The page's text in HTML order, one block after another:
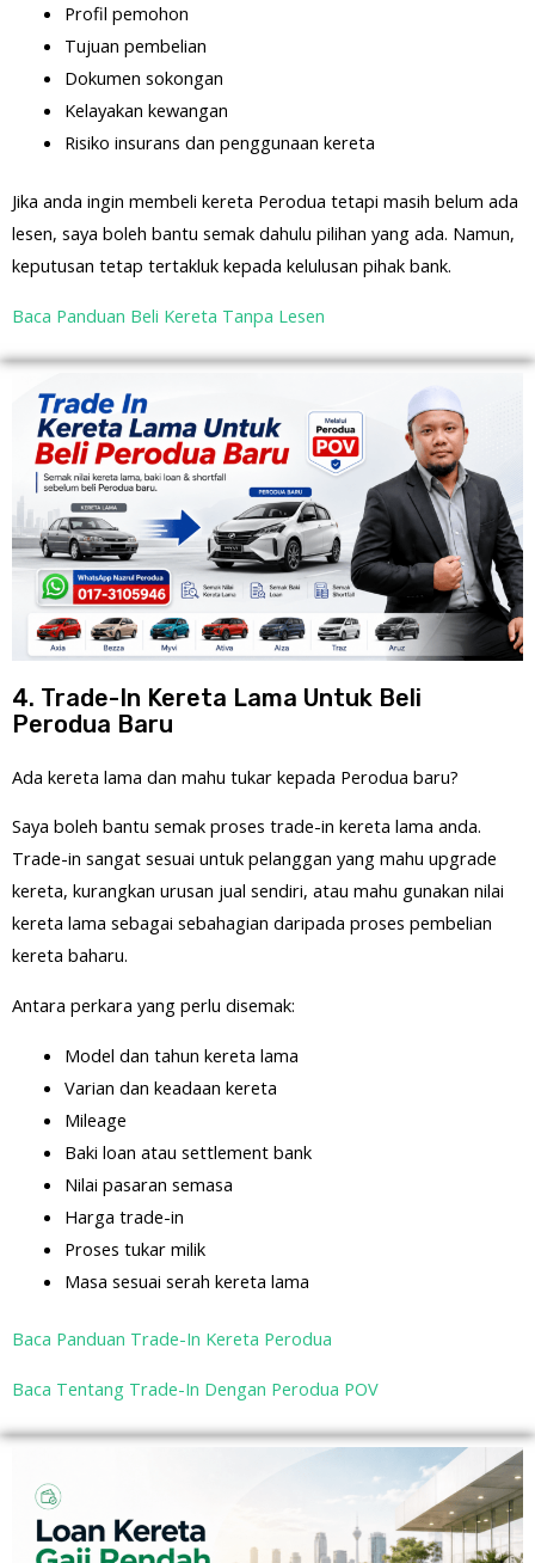
Profil pemohon
Tujuan pembelian
Dokumen sokongan
Kelayakan kewangan
Risiko insurans dan penggunaan kereta
Jika anda ingin membeli kereta Perodua tetapi masih belum ada
lesen, saya boleh bantu semak dahulu pilihan yang ada. Namun,
keputusan tetap tertakluk kepada kelulusan pihak bank.
Baca Panduan Beli Kereta Tanpa Lesen
4. Trade-In Kereta Lama Untuk Beli
Perodua Baru
Ada kereta lama dan mahu tukar kepada Perodua baru?
Saya boleh bantu semak proses trade-in kereta lama anda.
Trade-in sangat sesuai untuk pelanggan yang mahu upgrade
kereta, kurangkan urusan jual sendiri, atau mahu gunakan nilai
kereta lama sebagai sebahagian daripada proses pembelian
kereta baharu.
Antara perkara yang perlu disemak:
Model dan tahun kereta lama
Varian dan keadaan kereta
Mileage
Baki loan atau settlement bank
Nilai pasaran semasa
Harga trade-in
Proses tukar milik
Masa sesuai serah kereta lama
Baca Panduan Trade-In Kereta Perodua
Baca Tentang Trade-In Dengan Perodua POV